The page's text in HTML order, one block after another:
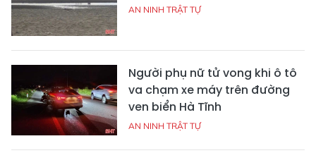
AN NINH TRẬT TỰ
Người phụ nữ tử vong khi ô tô
va chạm xe máy trên đường
ven biển Hà Tĩnh
AN NINH TRẬT TỰ